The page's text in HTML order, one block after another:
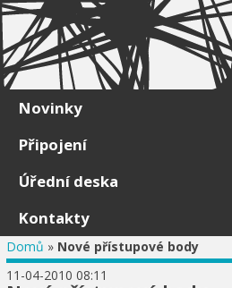
Skip to content
Novinky
Připojení
Úřední deska
Kontakty
Domů » Nové přístupové body
11-04-2010 08:11